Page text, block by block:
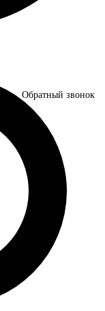
Обратный звонок